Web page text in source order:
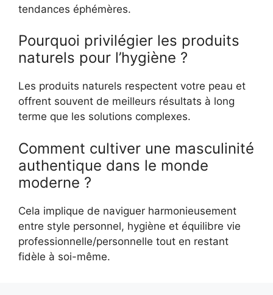
tendances éphémères.
Pourquoi privilégier les produits
naturels pour l’hygiène ?
Les produits naturels respectent votre peau et
offrent souvent de meilleurs résultats à long
terme que les solutions complexes.
Comment cultiver une masculinité
authentique dans le monde
moderne ?
Cela implique de naviguer harmonieusement
entre style personnel, hygiène et équilibre vie
professionnelle/personnelle tout en restant
fidèle à soi-même.